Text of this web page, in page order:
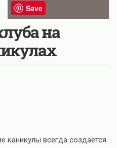
Save
на
каникулы всегда создаётся